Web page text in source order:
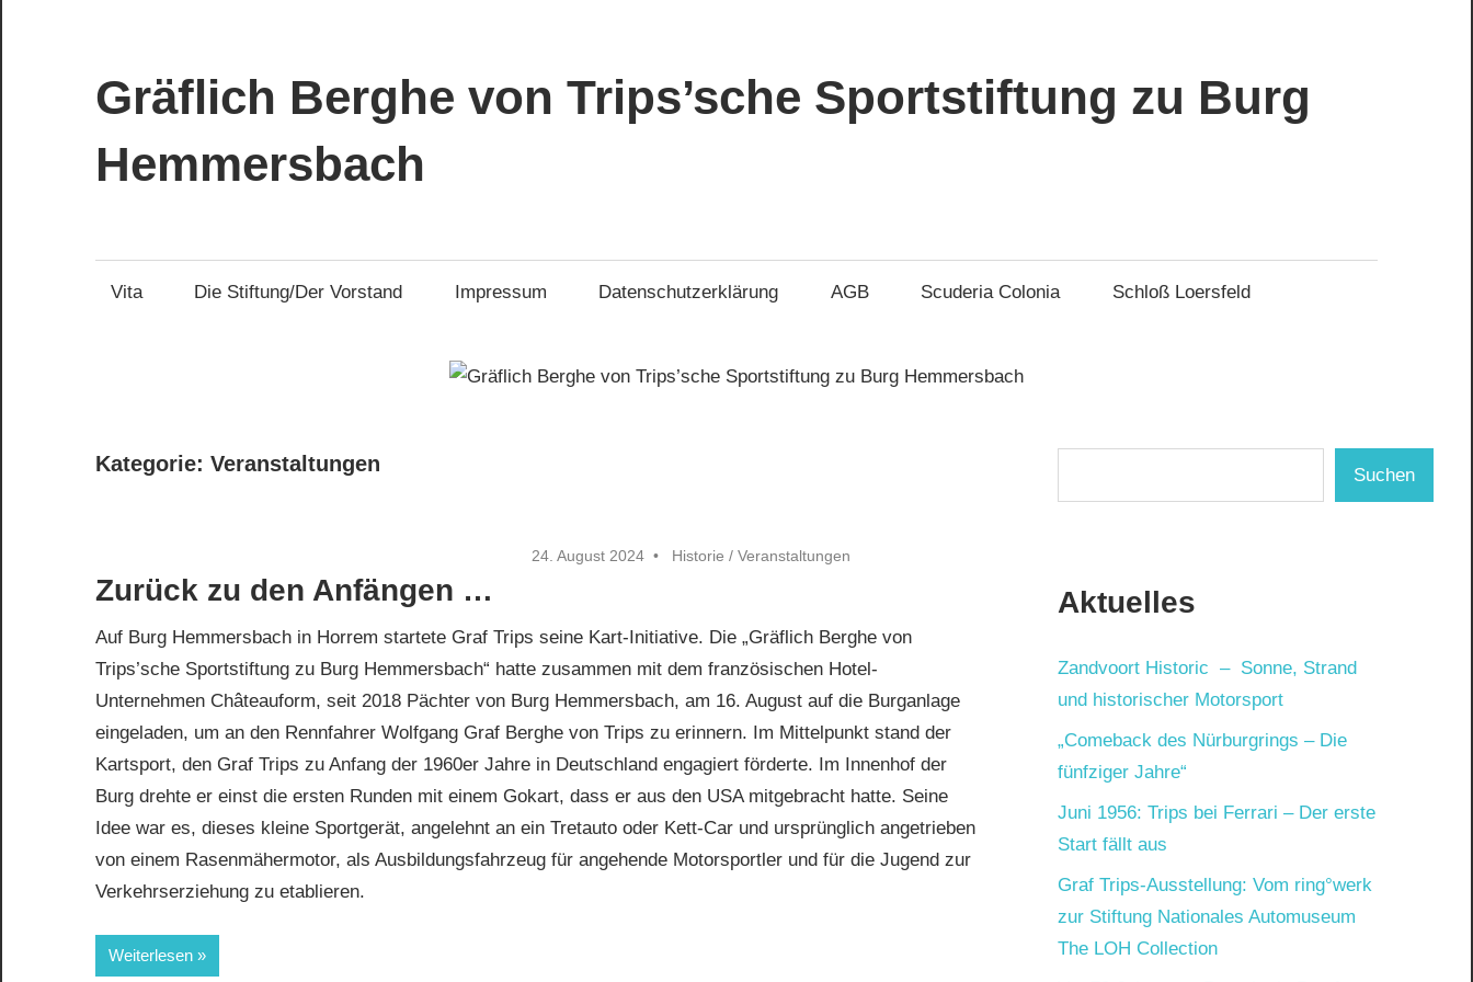
springen
Gräflich Berghe von Trips’sche Sportstiftung zu Burg
Hemmersbach
Vita Die Stiftung/Der Vorstand Impressum Datenschutzerklärung AGB Scuderia Colonia Schloß Loersfeld
Kategorie: Veranstaltungen
24. August 2024 Historie /Veranstaltungen
Zurück zu den Anfängen …
Auf Burg Hemmersbach in Horrem startete Graf Trips seine Kart-Initiative. Die „Gräflich Berghe von
Trips’sche Sportstiftung zu Burg Hemmersbach“ hatte zusammen mit dem französischen Hotel-
Unternehmen Châteauform, seit 2018 Pächter von Burg Hemmersbach, am 16. August auf die Burganlage
eingeladen, um an den Rennfahrer Wolfgang Graf Berghe von Trips zu erinnern. Im Mittelpunkt stand der
Kartsport, den Graf Trips zu Anfang der 1960er Jahre in Deutschland engagiert förderte. Im Innenhof der
Burg drehte er einst die ersten Runden mit einem Gokart, dass er aus den USA mitgebracht hatte. Seine
Idee war es, dieses kleine Sportgerät, angelehnt an ein Tretauto oder Kett-Car und ursprünglich angetrieben
von einem Rasenmähermotor, als Ausbildungsfahrzeug für angehende Motorsportler und für die Jugend zur
Verkehrserziehung zu etablieren.
Weiterlesen
Suchen
Aktuelles
Zandvoort Historic – Sonne, Strand
und historischer Motorsport
„Comeback des Nürburgrings – Die
fünfziger Jahre“
Juni 1956: Trips bei Ferrari – Der erste
Start fällt aus
Graf Trips-Ausstellung: Vom ring°werk
zur Stiftung Nationales Automuseum
The LOH Collection